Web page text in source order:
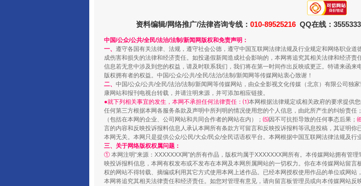
阿坝州三大球赛在茂县开幕 规模最大的光氢储一体
国家大学科技园优化重塑工作 镜头丨大暑三秋近
资料编辑/网络推广/法律咨询专线： 010-89525216 QQ在线：
中国/公众/公共/全民/法治/法制/新闻网版权和免责声明：
一、 遵守各国有关法律、法规，遵守社会公德，遵守中国互联网法律法规及行业规定和网络职业
成伤害和损失的法律和经济责任。如投递假新闻造成社会影响的，本网将追究其相关法律和经济
信息若无意中涉及到您的权益，请及时联系我们，我们将在第一时间作出反映或更正。特请来函
版权拥有者的权益。中国/公众/公共/全民/法治/法制/新闻网等传媒网站衷心致谢！
二、 中国/公众/公共/全民/法治/法制/新闻网等传媒网站，由众全影视文化传媒（北京）有限公司独
康网站和报刊电视台转载，并请注明来源，并可添加相应链接。
●就下列相关事宜的发生，本网不承担任何法律责任：⑴本网根据法律规定或相关政府的要求提供您
任何第三方根据本网各服务条款及声明中所列明的情况使用您的个人信息，由此所产生的纠纷责任；
（包括在本网的企业、公司网站和共同合作者的网站在内）； ⑸因不可抗拒导致的任何事态后果；
言的内容和反映投诉报料信息人承认本网所有条款方可留言和反映投诉报料等讯息投稿，其证明
本网无关。本网只是提供公众/公民/大众/民众/全民话语权平台。本网根据中国互联网法律法规及行
三、关于网络版权权属问题：
① 本网注明“来源：XXXXXXX网”的所有作品，版权均属于XXXXXXX网所有。本传媒网站拥有管
映投诉报料信息，本网有权发布或不发布在本网及本网所属网站的一切权力。你在本传媒网站留
权的网站不得转载、摘编或利用其它方式使用本网上述作品。已经本网授权使用作品的单位或网站
本网将追究其相关法律责任和经济责任。如您对管理有意见，请向留言板管理员或向本传媒网站反映